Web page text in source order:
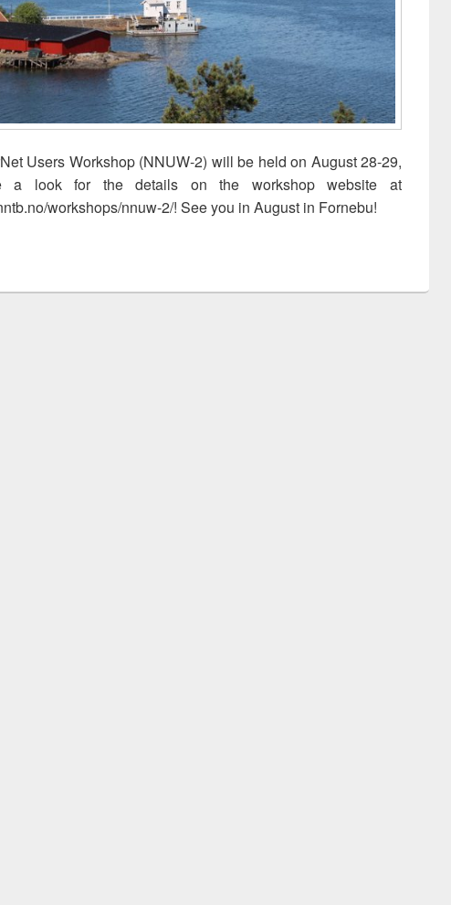
Users Workshop (NNUW-2) will be held on August 28-29,
a look for the details on the workshop website at
workshops/nnuw-2/! See you in August in Fornebu!